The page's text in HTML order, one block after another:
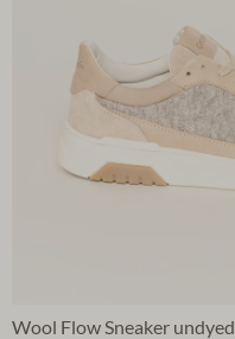
Wool Flow Sneaker undyed